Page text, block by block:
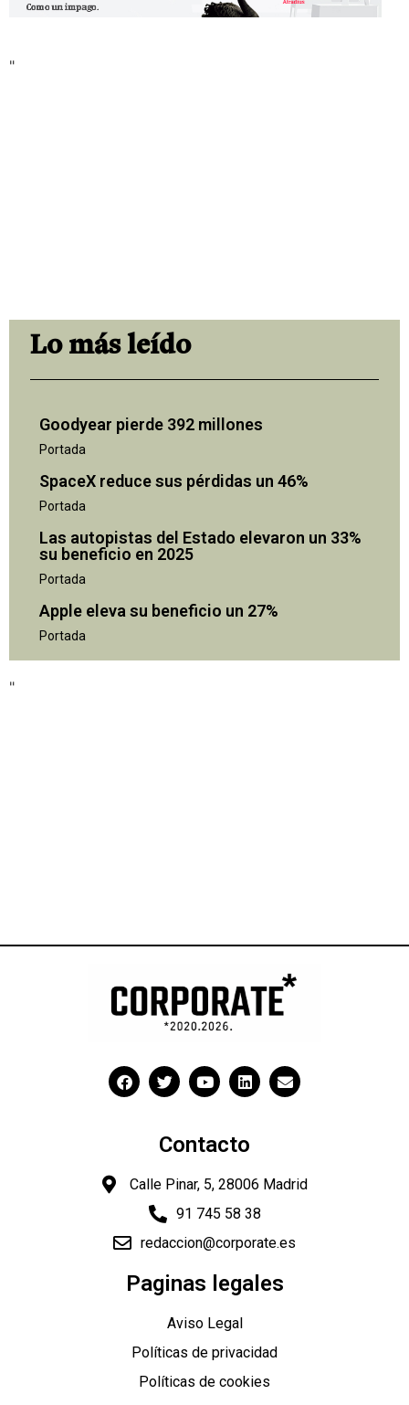
"
Lo más leído
Goodyear pierde 392 millones
Portada
SpaceX reduce sus pérdidas un 46%
Portada
Las autopistas del Estado elevaron un 33%
su beneficio en 2025
Portada
Apple eleva su beneficio un 27%
Portada
"
Contacto
Calle Pinar, 5, 28006 Madrid
91 745 58 38
redaccion@corporate.es
Paginas legales
Aviso Legal
Políticas de privacidad
Políticas de cookies